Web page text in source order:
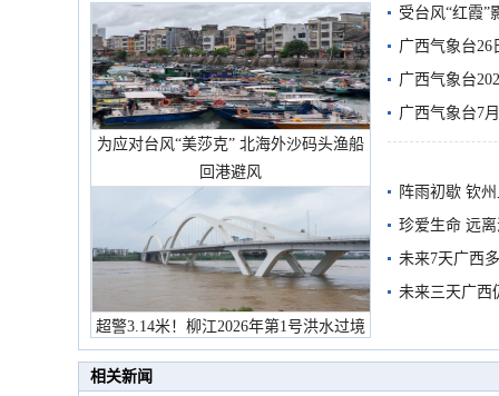
为应对台风“美莎克” 北海外沙码头渔船
回港避风
超警3.14米！柳江2026年第1号洪水过境
市民在堤岸见证汛况
受台风“红霞”
有较强降雨
广西气象台26
广西气象台
预警
广西气象台7
阵雨初歇 钦
珍爱生命 远
未来7天广西
未来三天广西
相关新闻